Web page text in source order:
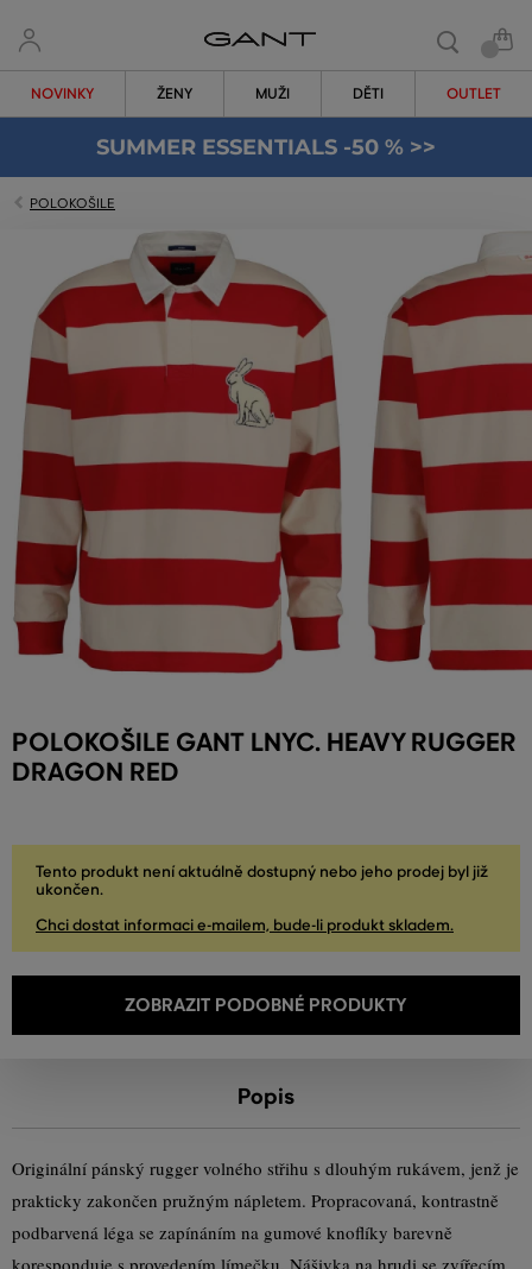
NOVINKY ŽENY MUŽI DĚTI OUTLET
SUMMER ESSENTIALS -50 % >>
POLOKOŠILE
POLOKOŠILE GANT LNYC. HEAVY RUGGER
DRAGON RED
Tento produkt není aktuálně dostupný nebo jeho prodej byl již
ukončen.
Chci dostat informaci e-mailem, bude-li produkt skladem.
ZOBRAZIT PODOBNÉ PRODUKTY
Popis
Originální pánský rugger volného střihu s dlouhým rukávem, jenž je
prakticky zakončen pružným nápletem. Propracovaná, kontrastně
podbarvená léga se zapínáním na gumové knoflíky barevně
koresponduje s provedením límečku. Nášivka na hrudi se zvířecím